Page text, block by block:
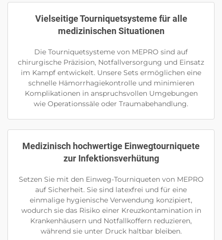
Vielseitige Tourniquetsysteme für alle
medizinischen Situationen
Die Tourniquetsysteme von MEPRO sind auf
chirurgische Präzision, Notfallversorgung und Einsatz
im Kampf entwickelt. Unsere Sets ermöglichen eine
schnelle Hämorrhagiekontrolle und minimieren
Komplikationen in anspruchsvollen Umgebungen
wie Operationssäle oder Traumabehandlung.
Medizinisch hochwertige Einwegtourniquete
zur Infektionsverhütung
Setzen Sie mit den Einweg-Tourniqueten von MEPRO
auf Sicherheit. Sie sind latexfrei und für eine
einmalige hygienische Verwendung konzipiert,
wodurch sie das Risiko einer Kreuzkontamination in
Krankenhäusern und Notfallkoffern reduzieren,
während sie unter Druck haltbar bleiben.